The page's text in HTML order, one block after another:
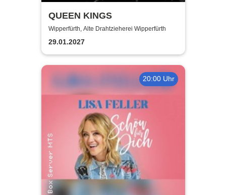
QUEEN KINGS
Wipperfürth, Alte Drahtzieherei Wipperfürth
29.01.2027
20:00 Uhr